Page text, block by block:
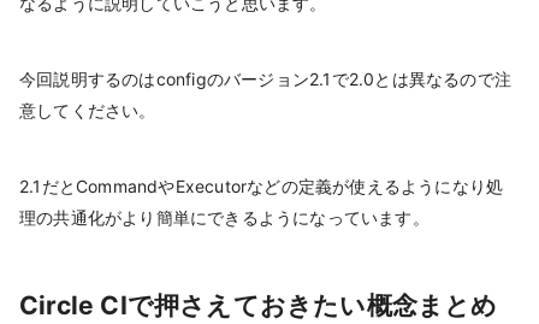
今回説明するのはconfigのバージョン2.1で2.0とは異なるので注
意してください。
2.1だとCommandやExecutorなどの定義が使えるようになり処
理の共通化がより簡単にできるようになっています。
Circle CIで押さえておきたい概念まとめ